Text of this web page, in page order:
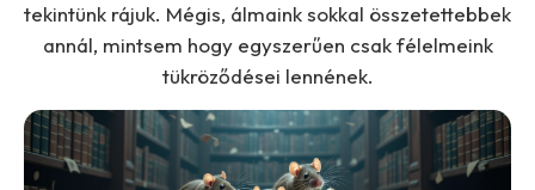
tekintünk rájuk. Mégis, álmaink sokkal összetettebbek
annál, mintsem hogy egyszerűen csak félelmeink
tükröződései lennének.